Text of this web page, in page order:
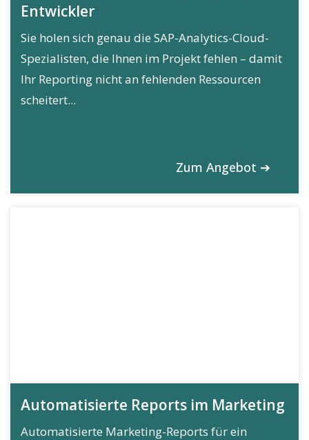
Entwickler
Sie holen sich genau die SAP-Analytics-Cloud-
Spezialisten, die Ihnen im Projekt fehlen – damit
Ihr Reporting nicht an fehlenden Ressourcen
scheitert...
Zum Angebot ➔
Automatisierte Reports im Marketing
Automatisierte Marketing-Reports für ein